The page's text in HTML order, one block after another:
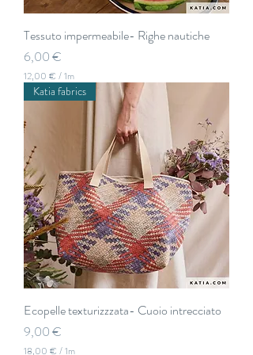
Tessuto impermeabile- Righe nautiche
Prezzo
6,00 €
12,00 € /1m
2
0
€
p
e
r
1
M
e
t
r
i
Katia fabrics
Ecopelle texturizzzata- Cuoio intrecciato
Prezzo
9,00 €
18,00 € /1m